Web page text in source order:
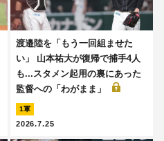
渡邉陸を「もう一回組ませた
い」 山本祐大が復帰で捕手4人
も...スタメン起用の裏にあった
監督への「わがまま」
1軍
2026.7.25